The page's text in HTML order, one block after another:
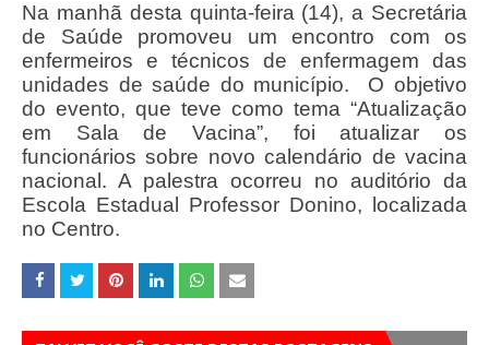
Na manhã desta quinta-feira (14), a Secretária
de Saúde promoveu um encontro com os
enfermeiros e técnicos de enfermagem das
unidades de saúde do município. O objetivo
do evento, que teve como tema “Atualização
em Sala de Vacina”, foi atualizar os
funcionários sobre novo calendário de vacina
nacional. A palestra ocorreu no auditório da
Escola Estadual Professor Donino, localizada
no Centro.